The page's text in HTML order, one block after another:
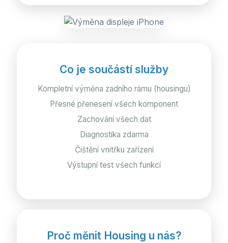
Co je součástí služby
Kompletní výměna zadního rámu (housingu)
Přesné přenesení všech komponent
Zachování všech dat
Diagnostika zdarma
Čištění vnitřku zařízení
Výstupní test všech funkcí
Proč měnit Housing u nás?